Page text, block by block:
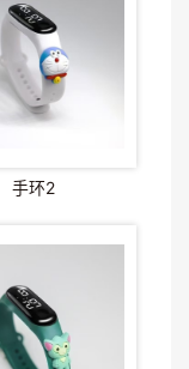
手环2